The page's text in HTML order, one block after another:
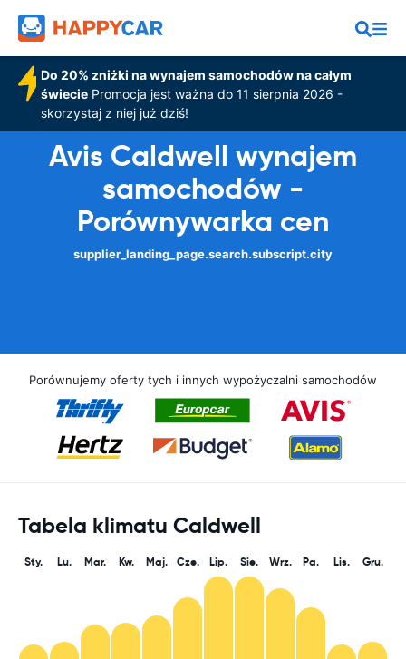
Do 20% zniżki na wynajem samochodów na całym
świeciePromocja jest ważna do 11 sierpnia 2026 -
skorzystaj z niej już dziś!
Avis Caldwell wynajem
samochodów -
Porównywarka cen
supplier_landing_page.search.subscript.city
Porównujemy oferty tych i innych wypożyczalni samochodów
Tabela klimatu Caldwell
Sty. Lu. Mar. Kw. Maj. Cze. Lip. Sie. Wrz. Pa. Lis. Gru.